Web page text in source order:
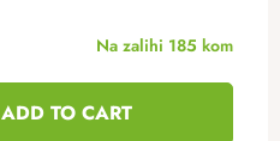
Na zalihi 185 kom
ADD TO CART